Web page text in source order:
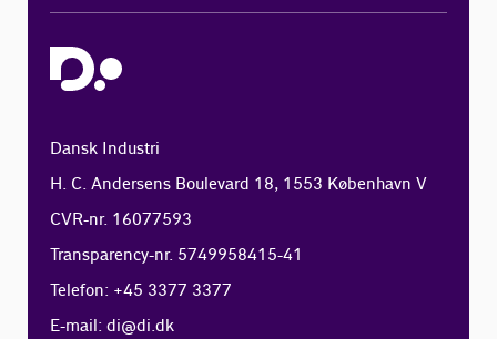
Dansk Industri
H. C. Andersens Boulevard 18, 1553 København V
CVR-nr. 16077593
Transparency-nr. 5749958415-41
Telefon: +45 3377 3377
E-mail:di@di.dk